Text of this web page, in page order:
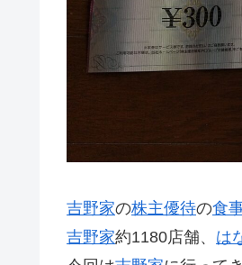
吉野家の株主優待の食
吉野家約1180店舗、 は